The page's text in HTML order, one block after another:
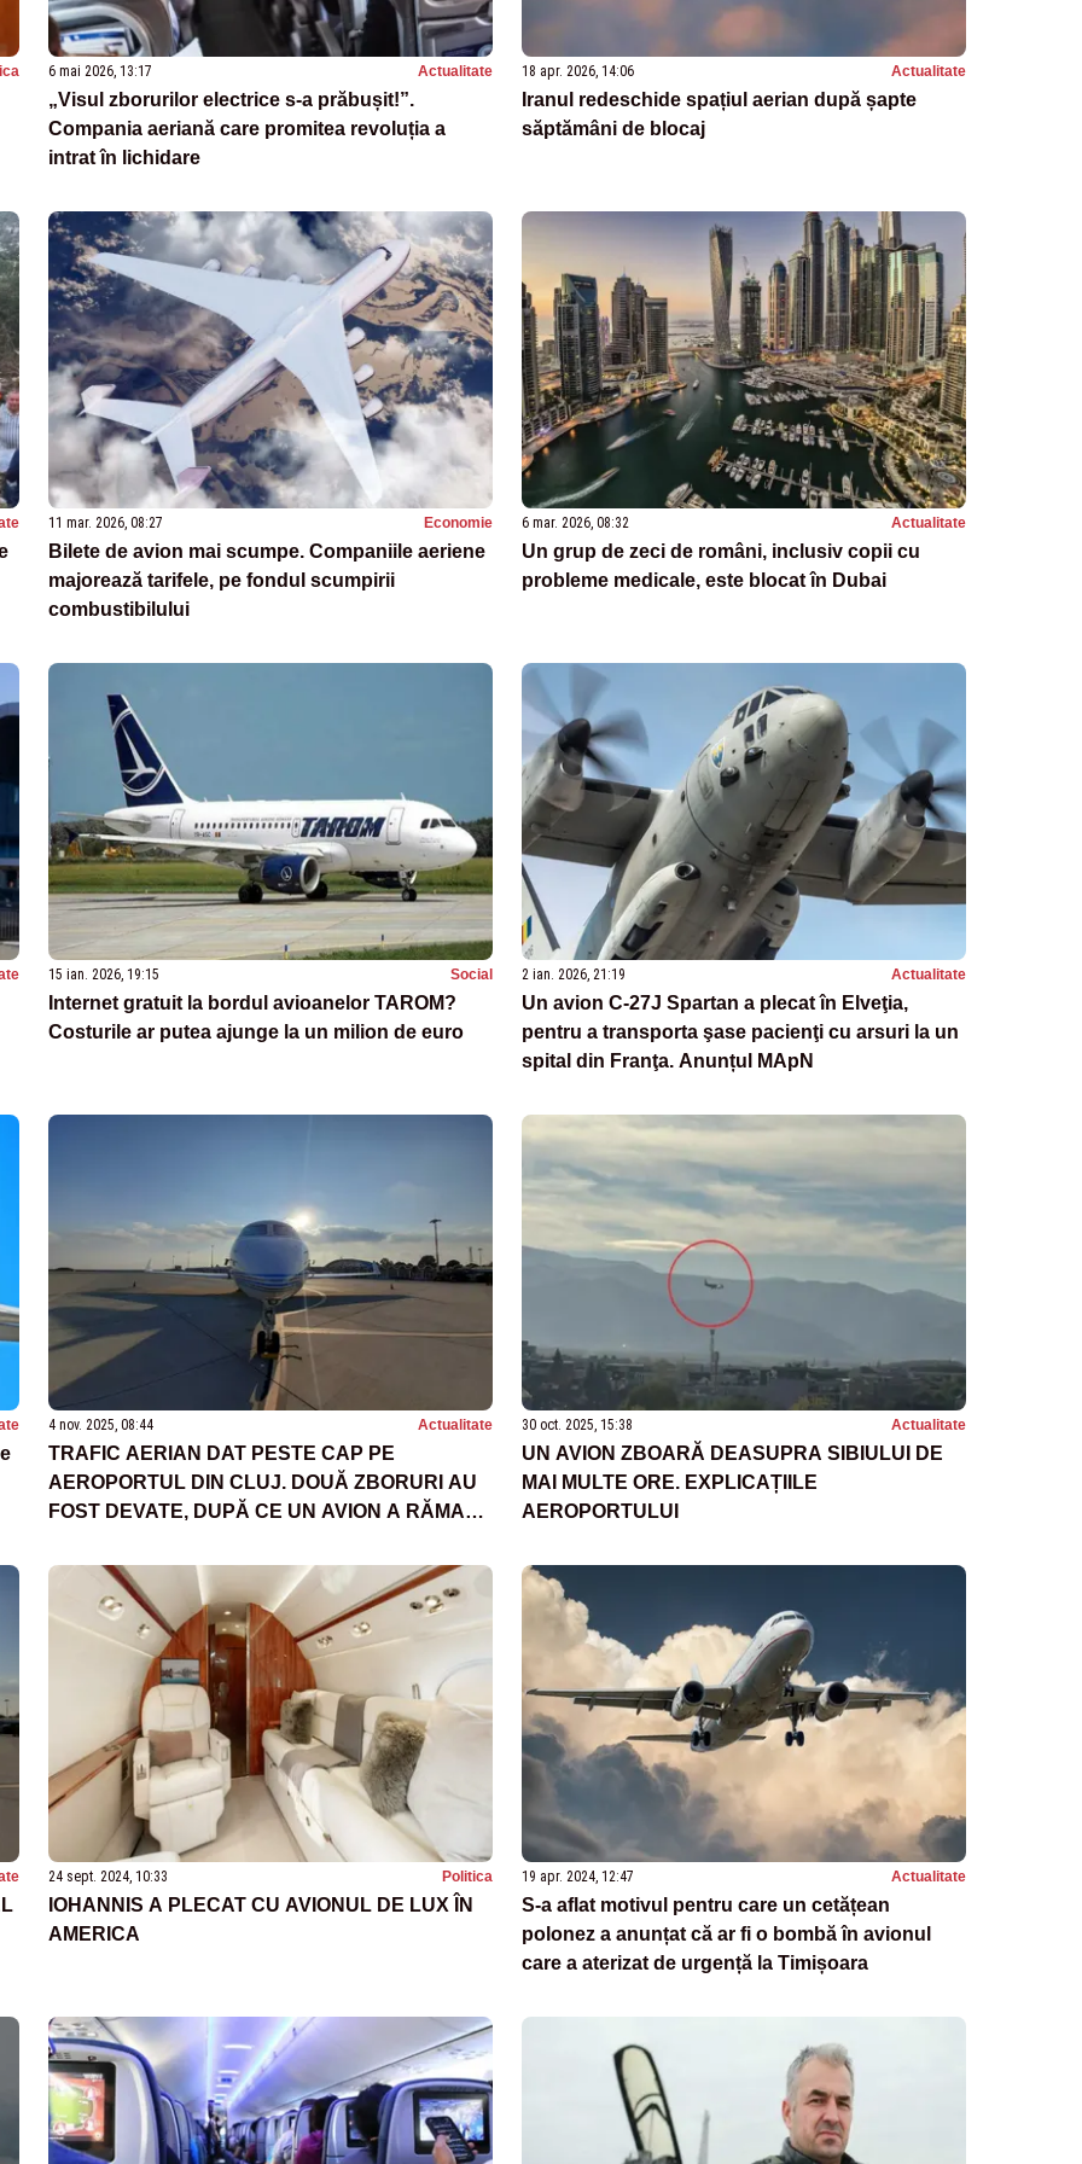
6 mai 2026, 13:17 Actualitate
„Visul zborurilor electrice s-a prăbușit!”.
Compania aeriană care promitea revoluția a
intrat în lichidare
18 apr. 2026, 14:06 Actualitate
Iranul redeschide spațiul aerian după șapte
săptămâni de blocaj
11 mar. 2026, 08:27 Economie
Bilete de avion mai scumpe. Companiile aeriene
majorează tarifele, pe fondul scumpirii
combustibilului
6 mar. 2026, 08:32 Actualitate
Un grup de zeci de români, inclusiv copii cu
probleme medicale, este blocat în Dubai
15 ian. 2026, 19:15 Social
Internet gratuit la bordul avioanelor TAROM?
Costurile ar putea ajunge la un milion de euro
2 ian. 2026, 21:19 Actualitate
Un avion C-27J Spartan a plecat în Elveţia,
pentru a transporta şase pacienţi cu arsuri la un
spital din Franţa. Anunțul MApN
4 nov. 2025, 08:44 Actualitate
TRAFIC AERIAN DAT PESTE CAP PE
AEROPORTUL DIN CLUJ. DOUĂ ZBORURI AU
FOST DEVATE, DUPĂ CE UN AVION A RĂMAS
INCONȘTIENT
30 oct. 2025, 15:38 Actualitate
UN AVION ZBOARĂ DEASUPRA SIBIULUI DE
MAI MULTE ORE. EXPLICAȚIILE
AEROPORTULUI
24 sept. 2024, 10:33 Politica
IOHANNIS A PLECAT CU AVIONUL DE LUX ÎN
AMERICA
19 apr. 2024, 12:47 Actualitate
S-a aflat motivul pentru care un cetățean
polonez a anunțat că ar fi o bombă în avionul
care a aterizat de urgență la Timișoara